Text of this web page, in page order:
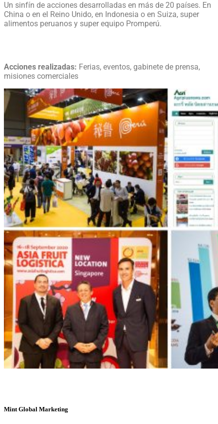
Un sinfín de acciones desarrolladas en más de 20 países. En
China o en el Reino Unido, en Indonesia o en Suiza, super
alimentos peruanos y super equipo Promperú.
Acciones realizadas: Ferias, eventos, gabinete de prensa,
misiones comerciales
Mint Global Marketing